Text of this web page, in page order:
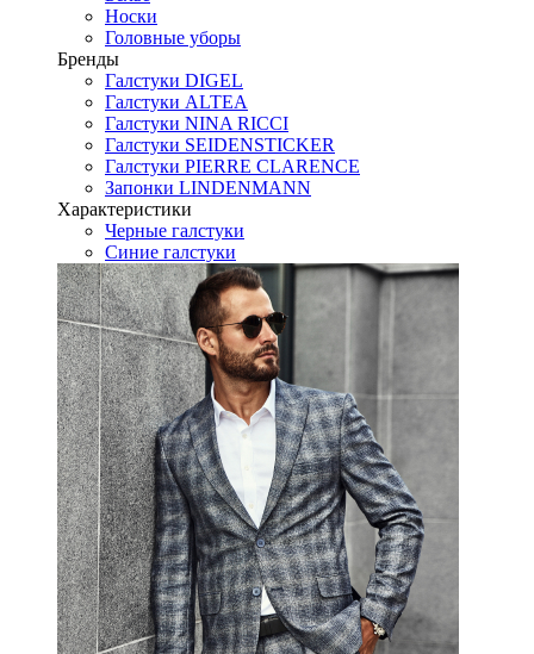
Носки
Головные уборы
Бренды
Галстуки DIGEL
Галстуки ALTEA
Галстуки NINA RICCI
Галстуки SEIDENSTICKER
Галстуки PIERRE CLARENCE
Запонки LINDENMANN
Характеристики
Черные галстуки
Синие галстуки